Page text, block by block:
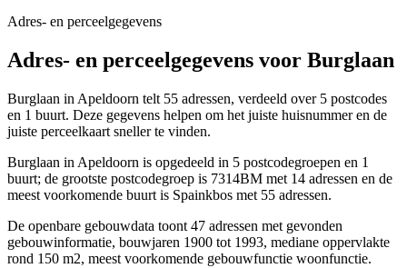
Adres- en perceelgegevens
Adres- en perceelgegevens voor Burglaan
Burglaan in Apeldoorn telt 55 adressen, verdeeld over 5 postcodes
en 1 buurt. Deze gegevens helpen om het juiste huisnummer en de
juiste perceelkaart sneller te vinden.
Burglaan in Apeldoorn is opgedeeld in 5 postcodegroepen en 1
buurt; de grootste postcodegroep is 7314BM met 14 adressen en de
meest voorkomende buurt is Spainkbos met 55 adressen.
De openbare gebouwdata toont 47 adressen met gevonden
gebouwinformatie, bouwjaren 1900 tot 1993, mediane oppervlakte
rond 150 m2, meest voorkomende gebouwfunctie woonfunctie.